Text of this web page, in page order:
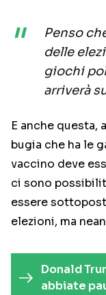
Penso
delle
giochi
arriverà
E anche questa,
bugia che ha le
vaccino deve
ci sono
essere
elezioni, ma
Donald
abbiate